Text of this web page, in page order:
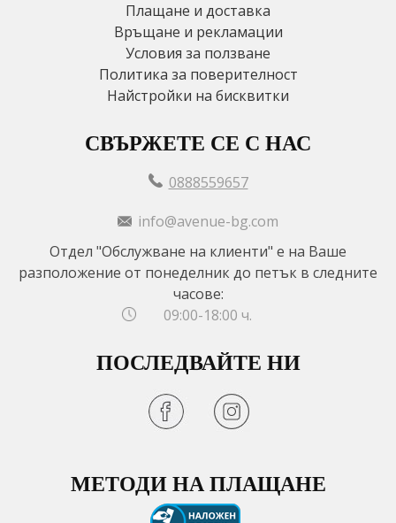
Плащане и доставка
Връщане и рекламации
Условия за ползване
Политика за поверителност
Найстройки на бисквитки
СВЪРЖЕТЕ СЕ С НАС
0888559657
info@avenue-bg.com
Отдел "Обслужване на клиенти" е на Ваше
разположение от понеделник до петък в следните
часове:
09:00-18:00 ч.
ПОСЛЕДВАЙТЕ НИ
МЕТОДИ НА ПЛАЩАНЕ